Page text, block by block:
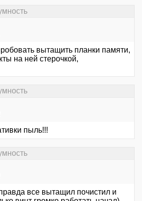
вытащить планки памяти,
на ней стерочкой,
пыль!!!
все вытащил почистил и